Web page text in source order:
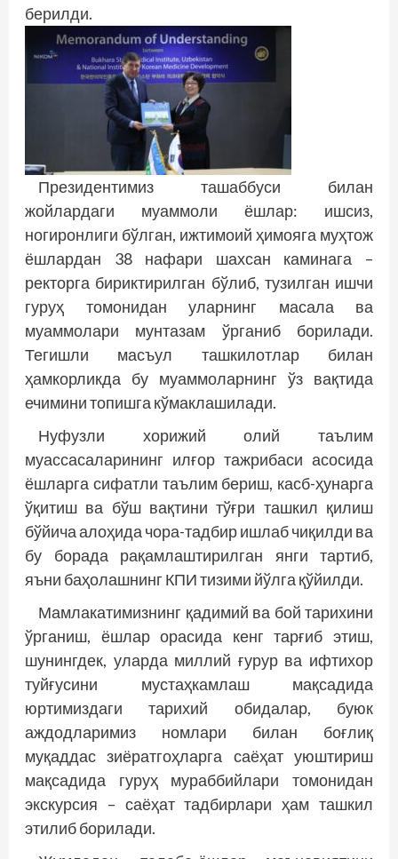
берилди.
Президентимиз ташаббуси билан
жойлардаги муаммоли ёшлар: ишсиз,
ногиронлиги бўлган, ижтимоий ҳимояга муҳтож
ёшлардан 38 нафари шахсан каминага –
ректорга бириктирилган бўлиб, тузилган ишчи
гуруҳ томонидан уларнинг масала ва
муаммолари мунтазам ўрганиб борилади.
Тегишли мас­ъул ташкилотлар билан
ҳамкорликда бу муаммоларнинг ўз вақтида
ечимини топишга кўмаклашилади.
Нуфузли хорижий олий таълим
муассасаларининг илғор тажрибаси асосида
ёшларга сифатли таълим бериш, касб-ҳунарга
ўқитиш ва бўш вақтини тўғри ташкил қилиш
бўйича алоҳида чора-тадбир ишлаб чиқилди ва
бу борада рақамлаштирилган янги тартиб,
яъни баҳолашнинг КПИ тизими йўлга қўйилди.
Мамлакатимизнинг қадимий ва бой тарихини
ўрганиш, ёшлар орасида кенг тарғиб этиш,
шунингдек, уларда миллий ғурур ва ифтихор
туйғусини мустаҳкамлаш мақсадида
юртимиздаги тарихий обидалар, буюк
аждодларимиз номлари билан боғлиқ
муқаддас зиёратгоҳларга саёҳат уюштириш
мақсадида гуруҳ мураббийлари томонидан
экскурсия – саёҳат тадбирлари ҳам ташкил
этилиб борилади.